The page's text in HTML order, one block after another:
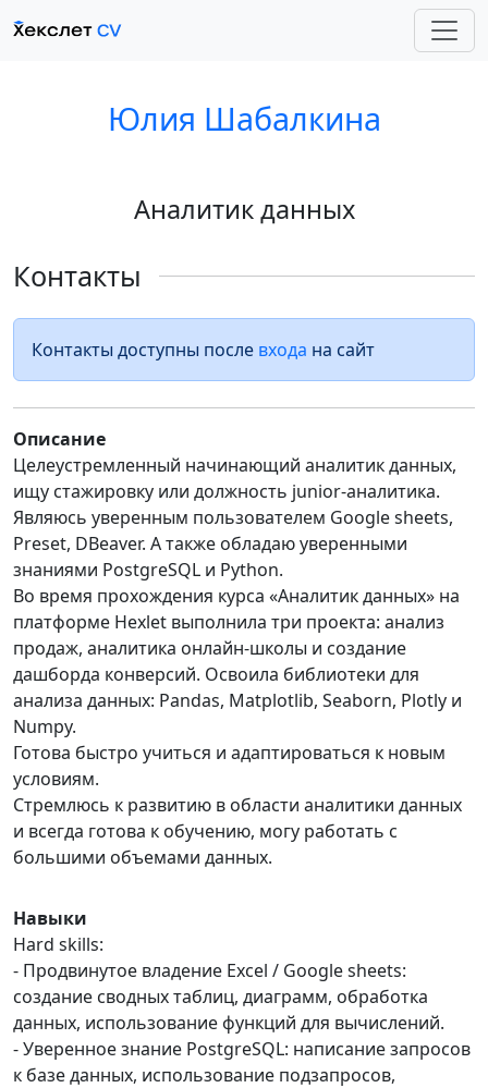
Юлия Шабалкина
Аналитик данных
Контакты
Контакты доступны после входа на сайт
Описание
Целеустремленный начинающий аналитик данных,
ищу стажировку или должность junior-аналитика.
Являюсь уверенным пользователем Google sheets,
Preset, DBeaver. А также обладаю уверенными
знаниями PostgreSQL и Python.
Во время прохождения курса «Аналитик данных» на
платформе Hexlet выполнила три проекта: анализ
продаж, аналитика онлайн-школы и создание
дашборда конверсий. Освоила библиотеки для
анализа данных: Pandas, Matplotlib, Seaborn, Plotly и
Numpy.
Готова быстро учиться и адаптироваться к новым
условиям.
Стремлюсь к развитию в области аналитики данных
и всегда готова к обучению, могу работать с
большими объемами данных.
Навыки
Hard skills:
- Продвинутое владение Excel / Google sheets:
создание сводных таблиц, диаграмм, обработка
данных, использование функций для вычислений.
- Уверенное знание PostgreSQL: написание запросов
к базе данных, использование подзапросов,